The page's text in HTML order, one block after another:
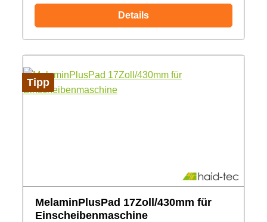
Details
Tipp
MelaminPlusPad 17Zoll/430mm für
Einscheibenmaschine